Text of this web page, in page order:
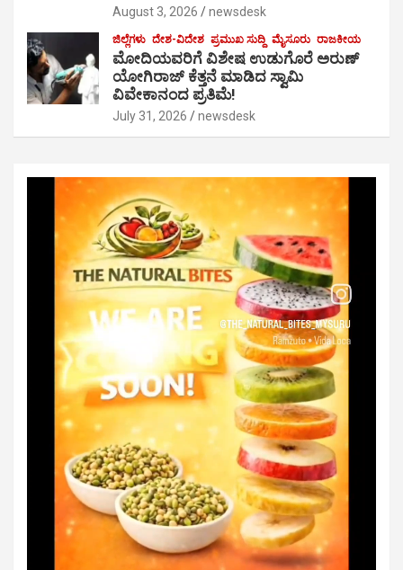
August 3, 2026 newsdesk
ಜಿಲ್ಲೆಗಳು ದೇಶ-ವಿದೇಶ ಪ್ರಮುಖ ಸುದ್ದಿ ಮೈಸೂರು ರಾಜಕೀಯ
ಮೋದಿಯವರಿಗೆ ವಿಶೇಷ ಉಡುಗೊರೆ ಅರುಣ್
ಯೋಗಿರಾಜ್ ಕೆತ್ತನೆ ಮಾಡಿದ ಸ್ವಾಮಿ
ವಿವೇಕಾನಂದ ಪ್ರತಿಮೆ!
July 31, 2026 newsdesk